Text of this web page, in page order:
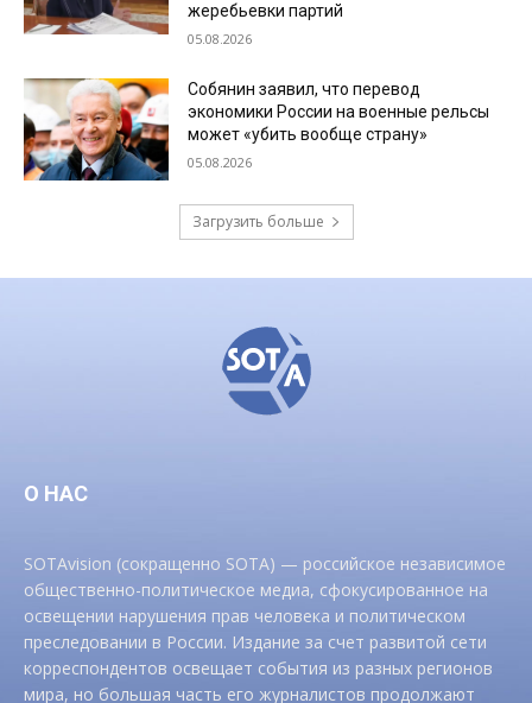
жеребьевки партий
05.08.2026
Собянин заявил, что перевод
экономики России на военные рельсы
может «убить вообще страну»
05.08.2026
Загрузить больше
О НАС
SOTAvision (сокращенно SOTA) — российское независимое
общественно-политическое медиа, сфокусированное на
освещении нарушения прав человека и политическом
преследовании в России. Издание за счет развитой сети
корреспондентов освещает события из разных регионов
мира, но большая часть его журналистов продолжают